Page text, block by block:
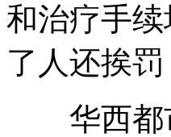
和治疗手
了人还挨罚
华西都市